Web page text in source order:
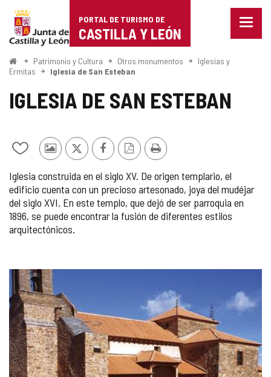
Portal
de
Turismo
de
Castilla
León
PORTAL DE TURISMO DE
CASTILLA Y LEÓN
Menu
InicioPatrimonio y Cultura Otros monumentos
Iglesias y
Ermitas
Iglesia de San Esteban
IGLESIA DE SAN ESTEBAN
Añadir/quitar
mis
cuadernos
Fotos
otros
turistas
X FacebookVersiónImprimir
Iglesia construida en el siglo XV. De origen templario, el
edificio cuenta con un precioso artesonado, joya del mudéjar
del siglo XVI. En este templo, que dejó de ser parroquia en
1896, se puede encontrar la fusión de diferentes estilos
arquitectónicos.
GALERÍA
DE
IMÁGENES